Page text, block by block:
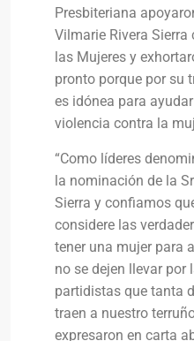
Presbiteriana
Vilmarie Rivera
las Mujeres y
pronto porque por su
es idónea para
violencia contra la
“Como líderes
la nominación de la
Sierra y confiamos
considere las
tener una mujer para
no se dejen llevar
partidistas que tanta
traen a nuestro
expresaron en carta